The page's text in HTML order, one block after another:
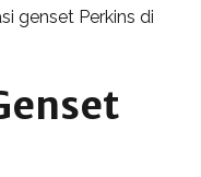
genset Perkins di